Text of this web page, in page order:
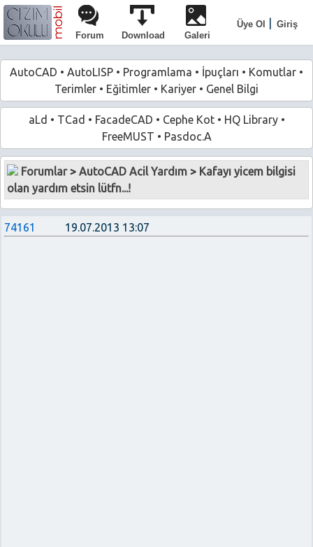
Üye Ol
Giriş
Forum
Download Galeri
AutoCAD • AutoLISP • Programlama • İpuçları • Komutlar •
Terimler • Eğitimler • Kariyer • Genel Bilgi
aLd • TCad • FacadeCAD • Cephe Kot• HQ Library•
FreeMUST • Pasdoc.A
Forumlar>AutoCAD Acil Yardım > Kafayı yicem bilgisi
olan yardım etsin lütfn...!
74161 19.07.2013 13:07